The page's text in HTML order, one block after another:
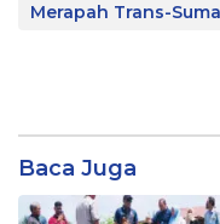
Merapah Trans-
Baca Juga